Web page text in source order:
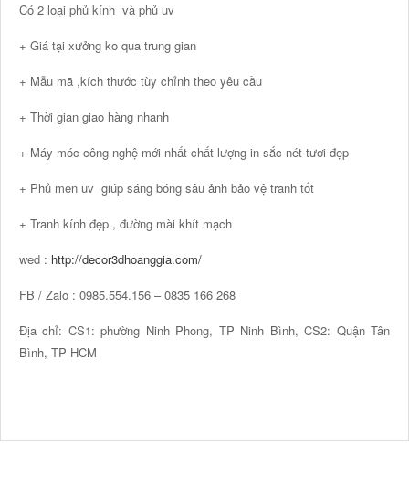
Có 2 loại phủ kính và phủ uv
+ Giá tại xưởng ko qua trung gian
+ Mẫu mã ,kích thước tùy chỉnh theo yêu cầu
+ Thời gian giao hàng nhanh
+ Máy móc công nghệ mới nhất chất lượng in sắc nét tươi đẹp
+ Phủ men uv giúp sáng bóng sâu ảnh bảo vệ tranh tốt
+ Tranh kính đẹp , đường mài khít mạch
wed : http://decor3dhoanggia.com/
FB / Zalo : 0985.554.156 – 0835 166 268
Địa chỉ: CS1: phường Ninh Phong, TP Ninh Bình, CS2: Quận Tân
Bình, TP HCM